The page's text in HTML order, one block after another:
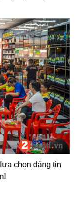
chọn đáng tin